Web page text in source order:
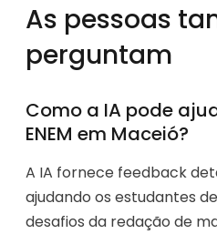
As pessoas
perguntam
Como a IA pode
ENEM em Maceió?
A IA fornece feedback
ajudando os estudantes
desafios da redação de